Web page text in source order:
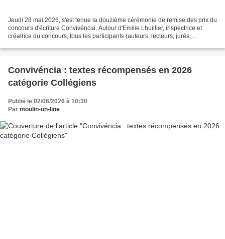
Jeudi 28 mai 2026, s'est tenue la douzième cérémonie de remise des prix du
concours d'écriture Convivéncia. Autour d'Emilie Lhuillier, inspectrice et
créatrice du concours, tous les participants (auteurs, lecteurs, jurés,
Convivéncia : textes récompensés en 2026
catégorie Collégiens
Publié le 02/06/2026 à 10:30
Par moulin-on-line